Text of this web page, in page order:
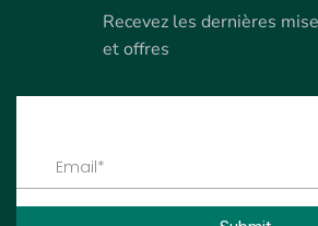
Recevez les dernières
et offres